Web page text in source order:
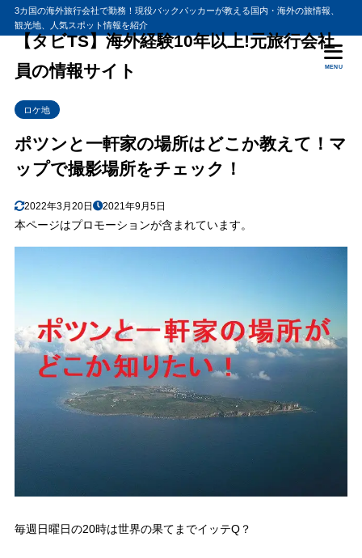
3カ国の海外旅行会社で勤務！現役バックパッカーが教える国内・海外の旅情報、
観光地、人気スポット情報を紹介
【タビTS】海外経験10年以上!元旅行会社
員の情報サイト
MENU
ロケ地
ポツンと一軒家の場所はどこか教えて！マ
ップで撮影場所をチェック！
2022年3月20日 2021年9月5日
本ページはプロモーションが含まれています。
毎週日曜日の20時は世界の果てまでイッテQ？
目次
2 ポツンと一軒家は愛媛県
3 ポツンと一軒家 香川県
4 ポツンと一軒家の場所はどこ？熊本
築180年の蔵が田舎料理 蔵